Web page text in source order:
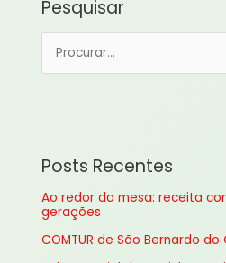
Pesquisar
i
s
Posts Recentes
Ao redor da mesa: receita
gerações
COMTUR de São Bernardo do